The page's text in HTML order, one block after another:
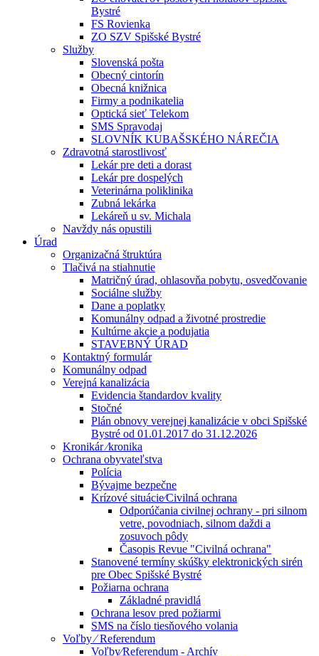
Bystré
FS Rovienka
ZO SZV Spišské Bystré
Služby
Slovenská pošta
Obecný cintorín
Obecná knižnica
Firmy a podnikatelia
Optická sieť Telekom
SMS Spravodaj
SLOVNÍK KUBAŠSKÉHO NÁREČIA
Zdravotná starostlivosť
Lekár pre deti a dorast
Lekár pre dospelých
Veterinárna poliklinika
Zubná lekárka
Lekáreň u sv. Michala
Navždy nás opustili
Úrad
Organizačná štruktúra
Tlačivá na stiahnutie
Matričný úrad, ohlasovňa pobytu, osvedčovanie
Sociálne služby
Dane a poplatky
Komunálny odpad a životné prostredie
Kultúrne akcie a podujatia
STAVEBNÝ ÚRAD
Kontaktný formulár
Komunálny odpad
Verejná kanalizácia
Evidencia štandardov kvality
Stočné
Plán obnovy verejnej kanalizácie v obci Spišské
Bystré od 01.01.2017 do 31.12.2026
Kronikár ⁄kronika
Ochrana obyvateľstva
Polícia
Bývajme bezpečne
Krízové situácie⁄Civilná ochrana
Odporúčania civilnej ochrany - pri silnom
vetre, povodniach, silnom daždi a
zosuvoch pôdy
Časopis Revue "Civilná ochrana"
Stanovené termíny skúšky elektronických sirén
pre Obec Spišské Bystré
Požiarna ochrana
Základné pravidlá
Ochrana lesov pred požiarmi
SMS na číslo tiesňového volania
Voľby ⁄ Referendum
Voľby⁄Referendum - Archív